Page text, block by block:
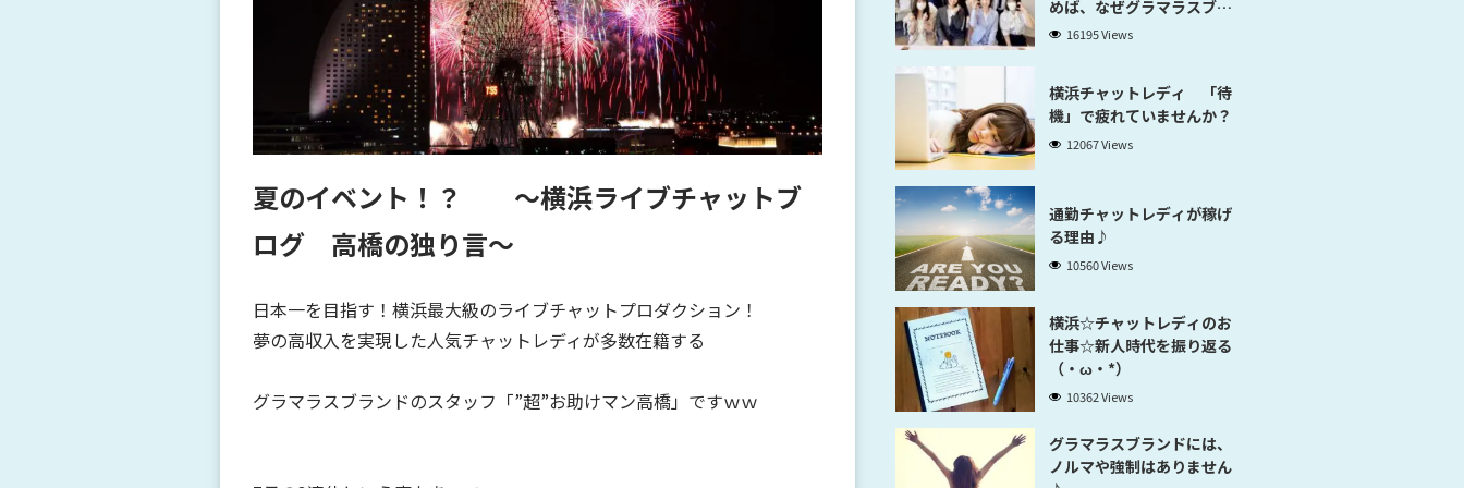
夏のイベント！？ ～横浜ライブチャットブ
ログ 高橋の独り言～
日本一を目指す！横浜最大級のライブチャットプロダクション！
夢の高収入を実現した人気チャットレディが多数在籍する
グラマラスブランドのスタッフ「”超”お助けマン高橋」ですｗｗ
めば、なぜグラマラスブラ
ンド横浜だと稼げるのかが
16195 Views
横浜チャットレディ 「待
機」で疲れていませんか？
12067 Views
通勤チャットレディが稼げ
る理由♪
10560 Views
横浜☆チャットレディのお
仕事☆新人時代を振り返る
（・ω・*）
10362 Views
グラマラスブランドには、
ノルマや強制はありません